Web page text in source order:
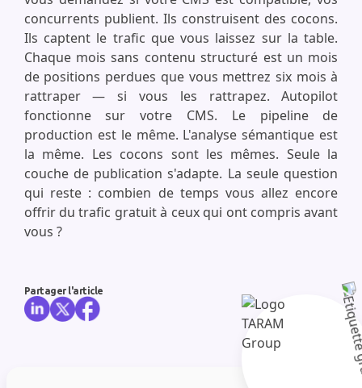
concurrents publient. Ils construisent des cocons.
Ils captent le trafic que vous laissez sur la table.
Chaque mois sans contenu structuré est un mois
de positions perdues que vous mettrez six mois à
rattraper — si vous les rattrapez. Autopilot
fonctionne sur votre CMS. Le pipeline de
production est le même. L'analyse sémantique est
la même. Les cocons sont les mêmes. Seule la
couche de publication s'adapte. La seule question
qui reste : combien de temps vous allez encore
offrir du trafic gratuit à ceux qui ont compris avant
vous ?
Partager l'article